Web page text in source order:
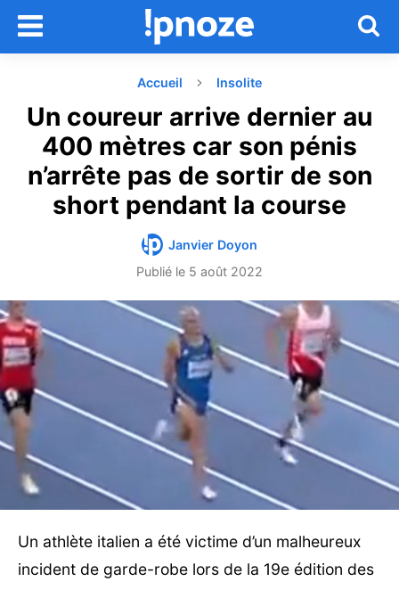
Accueil Insolite
Un coureur arrive dernier au
400 mètres car son pénis
n’arrête pas de sortir de son
short pendant la course
Janvier Doyon
Publié le 5 août 2022
Un athlète italien a été victime d’un malheureux
incident de garde-robe lors de la 19e édition des